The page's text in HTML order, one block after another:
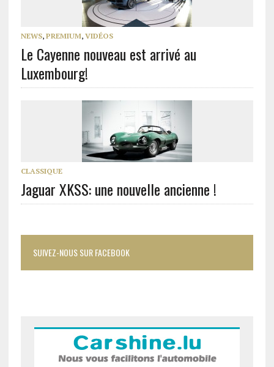
NEWS, PREMIUM, VIDÉOS
Le Cayenne nouveau est arrivé au
Luxembourg!
CLASSIQUE
Jaguar XKSS: une nouvelle ancienne !
SUIVEZ-NOUS SUR FACEBOOK